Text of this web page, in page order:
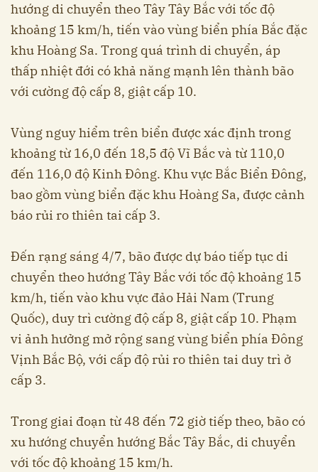
hướng di chuyển theo Tây Tây Bắc với tốc độ
khoảng 15 km/h, tiến vào vùng biển phía Bắc đặc
khu Hoàng Sa. Trong quá trình di chuyển, áp
thấp nhiệt đới có khả năng mạnh lên thành bão
với cường độ cấp 8, giật cấp 10.
Vùng nguy hiểm trên biển được xác định trong
khoảng từ 16,0 đến 18,5 độ Vĩ Bắc và từ 110,0
đến 116,0 độ Kinh Đông. Khu vực Bắc Biển Đông,
bao gồm vùng biển đặc khu Hoàng Sa, được cảnh
báo rủi ro thiên tai cấp 3.
Đến rạng sáng 4/7, bão được dự báo tiếp tục di
chuyển theo hướng Tây Bắc với tốc độ khoảng 15
km/h, tiến vào khu vực đảo Hải Nam (Trung
Quốc), duy trì cường độ cấp 8, giật cấp 10. Phạm
vi ảnh hưởng mở rộng sang vùng biển phía Đông
Vịnh Bắc Bộ, với cấp độ rủi ro thiên tai duy trì ở
cấp 3.
Trong giai đoạn từ 48 đến 72 giờ tiếp theo, bão có
xu hướng chuyển hướng Bắc Tây Bắc, di chuyển
với tốc độ khoảng 15 km/h.